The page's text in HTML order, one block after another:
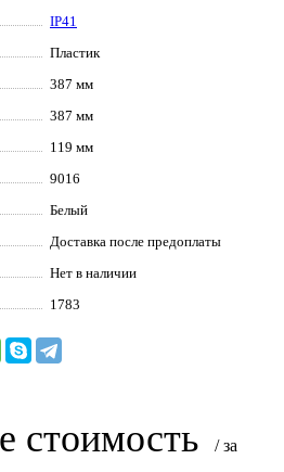
IP41
Пластик
387 мм
387 мм
119 мм
9016
Белый
Доставка после предоплаты
Нет в наличии
1783
стоимость
/ за